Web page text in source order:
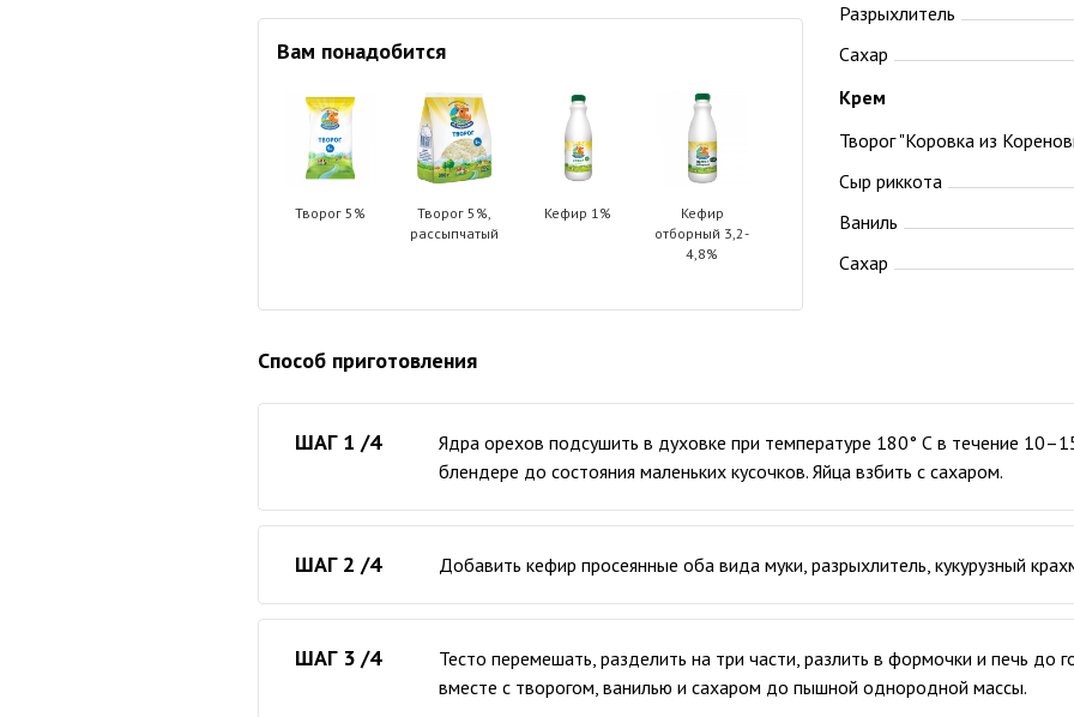
Вам понадобится
Творог 5%
Творог 5%,
рассыпчатый
Кефир 1%
Кефир
отборный 3,2-
4,8%
Разрыхлитель
Сахар
Крем
Творог "Коровка из
Сыр риккота
Ваниль
Сахар
Способ приготовления
ШАГ 1 /4
Ядра орехов подсушить в духовке при температуре 180° С в течение
блендере до состояния маленьких кусочков. Яйца взбить с сахаром.
ШАГ 2 /4 Добавить кефир просеянные оба вида муки, разрыхлитель, кукурузный
ШАГ 3 /4
Тесто перемешать, разделить на три части, разлить в формочки и печь до
вместе с творогом, ванилью и сахаром до пышной однородной массы.